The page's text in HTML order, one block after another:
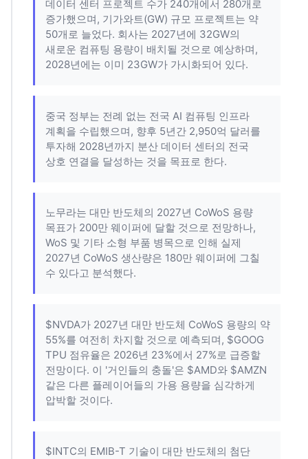
데이터 센터 프로젝트 수가 240개에서 280개로
증가했으며, 기가와트(GW) 규모 프로젝트는 약
50개로 늘었다. 회사는 2027년에 32GW의
새로운 컴퓨팅 용량이 배치될 것으로 예상하며,
2028년에는 이미 23GW가 가시화되어 있다.
중국 정부는 전례 없는 전국 AI 컴퓨팅 인프라
계획을 수립했으며, 향후 5년간 2,950억 달러를
투자해 2028년까지 분산 데이터 센터의 전국
상호 연결을 달성하는 것을 목표로 한다.
노무라는 대만 반도체의 2027년 CoWoS 용량
목표가 200만 웨이퍼에 달할 것으로 전망하나,
WoS 및 기타 소형 부품 병목으로 인해 실제
2027년 CoWoS 생산량은 180만 웨이퍼에 그칠
수 있다고 분석했다.
$NVDA가 2027년 대만 반도체 CoWoS 용량의 약
55%를 여전히 차지할 것으로 예측되며, $GOOG
TPU 점유율은 2026년 23%에서 27%로 급증할
전망이다. 이 '거인들의 충돌'은 $AMD와 $AMZN
같은 다른 플레이어들의 가용 용량을 심각하게
압박할 것이다.
$INTC의 EMIB-T 기술이 대만 반도체의 첨단